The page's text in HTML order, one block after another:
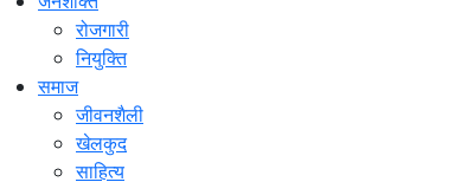
रोजगारी
नियुक्ति
समाज
जीवनशैली
खेलकुद
साहित्य